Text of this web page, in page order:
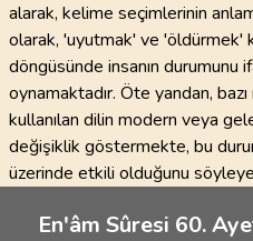
alarak, kelime seçimlerinin
olarak, 'uyutmak' ve 'öldürmek'
döngüsünde insanın
oynamaktadır. Öte yandan,
kullanılan dilin modern veya
değişiklik göstermekte, bu
üzerinde etkili olduğunu
En'âm Sûresi 60.